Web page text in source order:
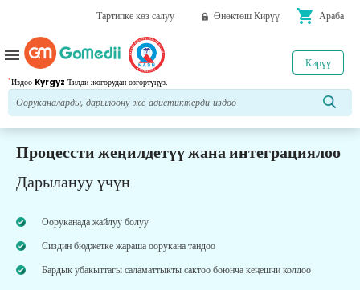
Тартипке көз салуу Өнөктөш Кирүү shopping_cart Араба
*Издөө Kyrgyz Тилди жогорудан өзгөртүңүз.
Кирүү
menu
Процессти жеңилдетүү жана интеграциялоо
Дарылануу үчүн
Ооруканада жайлуу болуу
Сиздин бюджетке жараша оорукана тандоо
Бардык убакыттагы саламаттыкты сактоо боюнча кеңешчи колдоо